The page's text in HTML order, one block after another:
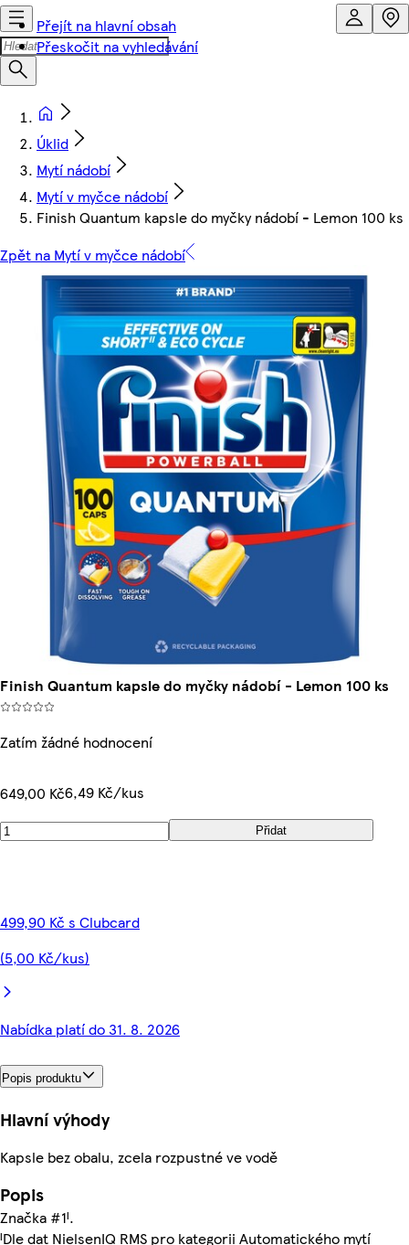
Přejít na hlavní obsah
Přeskočit na vyhledávání
Úklid
Mytí nádobí
Mytí v myčce nádobí
Finish Quantum kapsle do myčky nádobí - Lemon 100 ks
Zpět na Mytí v myčce nádobí
Finish Quantum kapsle do myčky nádobí - Lemon 100 ks
Zatím žádné hodnocení
649,00 Kč6,49 Kč/kus
Přidat
499,90 Kč s Clubcard
(5,00 Kč/kus)
Nabídka platí do 31. 8. 2026
Popis produktu
Hlavní výhody
Kapsle bez obalu, zcela rozpustné ve vodě
Popis
Značka #1ᴵ.
ᴵDle dat NielsenIQ RMS pro kategorii Automatického mytí